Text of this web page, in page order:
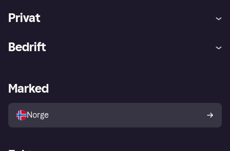
Privat
Utforsk butikker
Bedrift
Merchant portal
Marked
Norge